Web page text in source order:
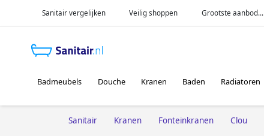
Sanitair vergelijken Veilig shoppen Grootste aanbod...
Badmeubels Douche Kranen Baden Radiatoren
Sanitair Kranen Fonteinkranen Clou